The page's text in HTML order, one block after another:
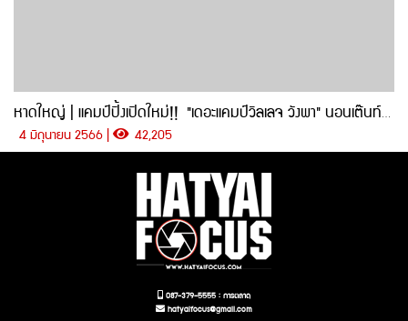
หาดใหญ่ | แคมป์ปิ้งเปิดใหม่!! "เดอะแคมป์วิลเลจ วังพา" นอนเต๊นท์ กินปิ้งย่าง ฟังเสียงน้ำตก
4 มิถุนายน 2566 | 42,205
087-379-5555 : การตลาด
hatyaifocus@gmail.com